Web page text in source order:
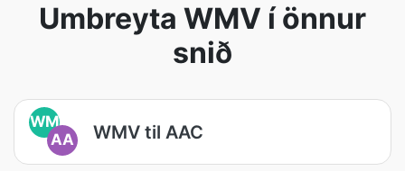
Umbreyta WMV í önnur
snið
WM
AA
WMV til AAC